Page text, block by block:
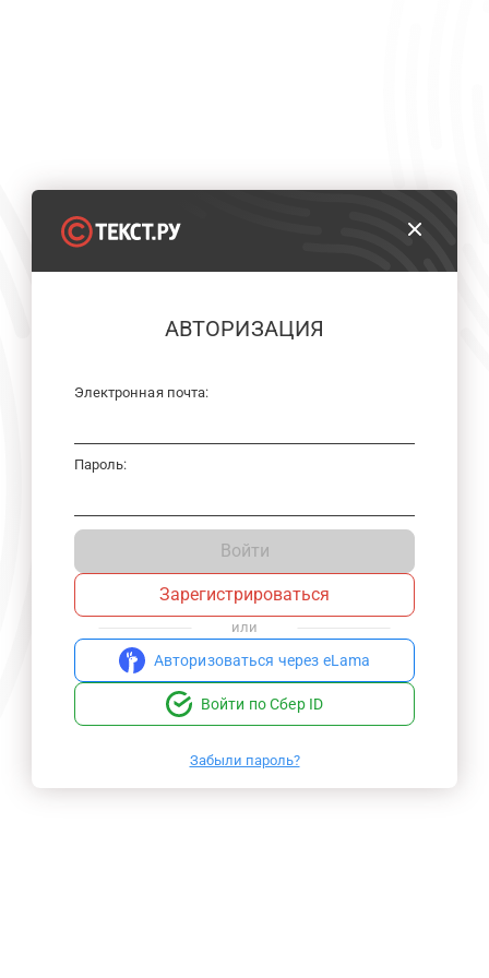
АВТОРИЗАЦИЯ
Электронная почта:
Пароль:
Войти
Зарегистрироваться
или
Авторизоваться через eLama
Войти по Сбер ID
Забыли пароль?